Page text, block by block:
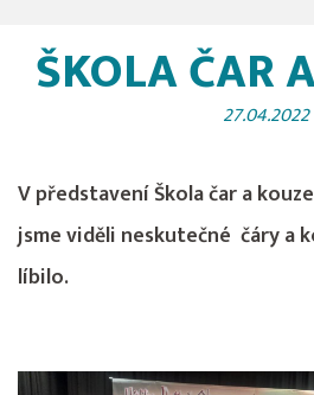
ŠKOLA ČAR
27.04.2022
V představení Škola čar a
jsme viděli neskutečné čáry a
líbilo.